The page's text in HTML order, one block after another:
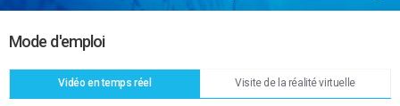
Mode d'emploi
Vidéo en temps réel Visite de la réalité virtuelle